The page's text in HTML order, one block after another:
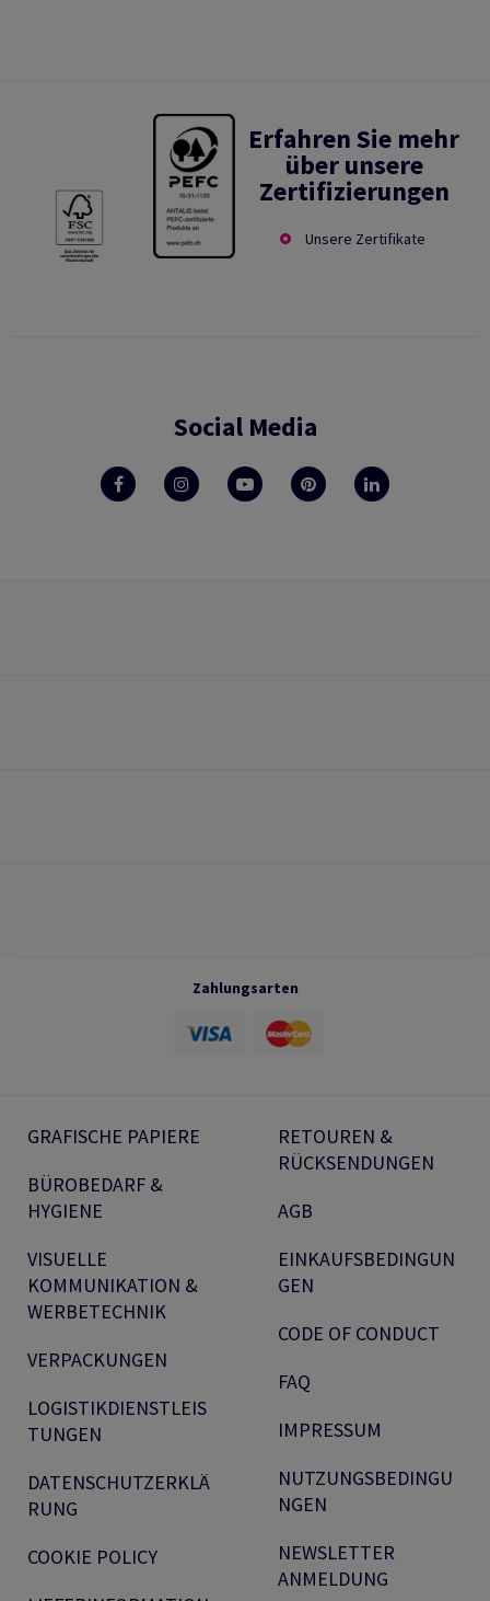
Erfahren Sie mehr
über unsere
Zertifizierungen
Unsere Zertifikate
Social Media
Zahlungsarten
GRAFISCHE PAPIERE
BÜROBEDARF &
HYGIENE
VISUELLE
KOMMUNIKATION &
WERBETECHNIK
VERPACKUNGEN
LOGISTIKDIENSTLEIS
TUNGEN
DATENSCHUTZERKLÄ
RUNG
COOKIE POLICY
RETOUREN &
RÜCKSENDUNGEN
AGB
EINKAUFSBEDINGUN
GEN
CODE OF CONDUCT
FAQ
IMPRESSUM
NUTZUNGSBEDINGU
NGEN
NEWSLETTER
ANMELDUNG